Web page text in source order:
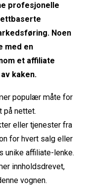
profesjonelle
Noen
med en
et affiliate
kaken.
populær måte for
på nettet.
eller tjenester fra
for hvert salg eller
unike affiliate-lenke.
innholdsdrevet,
vognen.